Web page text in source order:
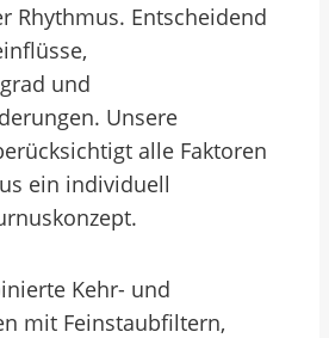
Rhythmus. Entscheidend
und
Unsere
alle Faktoren
ein individuell
Kehr- und
mit Feinstaubfiltern,